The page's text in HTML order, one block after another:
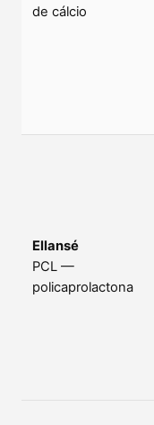
de cálcio
Ellansé
PCL —
policaprolactona